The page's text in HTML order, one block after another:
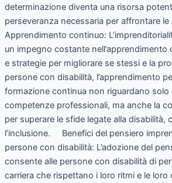
determinazione diventa una risorsa
perseveranza necessaria per affrontare
Apprendimento continuo:
un impegno costante
e strategie per migliorare se stessi e la
persone con disabilità, l’apprendimento
formazione continua non riguardano solo
competenze professionali, ma anche la
per superare le sfide legate alla disabilità,
l’inclusione. Benefici del pensiero
persone con disabilità: L’adozione del
consente alle persone con disabilità di
carriera che rispettano i loro ritmi e le loro